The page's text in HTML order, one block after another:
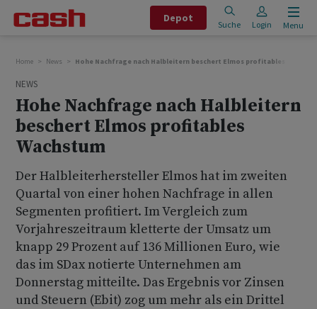
Depot
Suche Login Menu
Home News Hohe Nachfrage nach Halbleitern beschert Elmos profitables
NEWS
Hohe Nachfrage nach Halbleitern
beschert Elmos profitables
Wachstum
Der Halbleiterhersteller Elmos hat im zweiten
Quartal von einer hohen Nachfrage in allen
Segmenten profitiert. Im Vergleich zum
Vorjahreszeitraum kletterte der Umsatz um
knapp 29 Prozent auf 136 Millionen Euro, wie
das im SDax notierte Unternehmen am
Donnerstag mitteilte. Das Ergebnis vor Zinsen
und Steuern (Ebit) zog um mehr als ein Drittel